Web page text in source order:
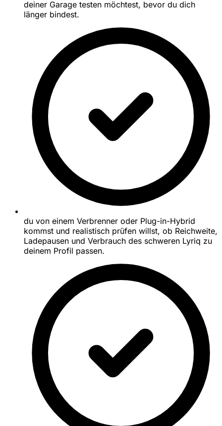
deiner Garage testen möchtest, bevor du dich
länger bindest.
du von einem Verbrenner oder Plug-in-Hybrid
kommst und realistisch prüfen willst, ob Reichweite,
Ladepausen und Verbrauch des schweren Lyriq zu
deinem Profil passen.